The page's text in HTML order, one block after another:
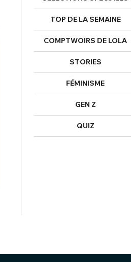
TOP DE LA SEMAINE
COMPTWOIRS DE LOLA
STORIES
FÉMINISME
GEN Z
QUIZ